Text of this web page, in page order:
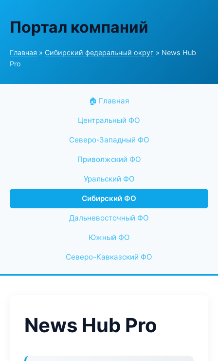
Портал компаний
Главная » Сибирский федеральный округ » News Hub
Pro
🏠 Главная
Центральный ФО
Северо-Западный ФО
Приволжский ФО
Уральский ФО
Сибирский ФО
Дальневосточный ФО
Южный ФО
Северо-Кавказский ФО
News Hub Pro